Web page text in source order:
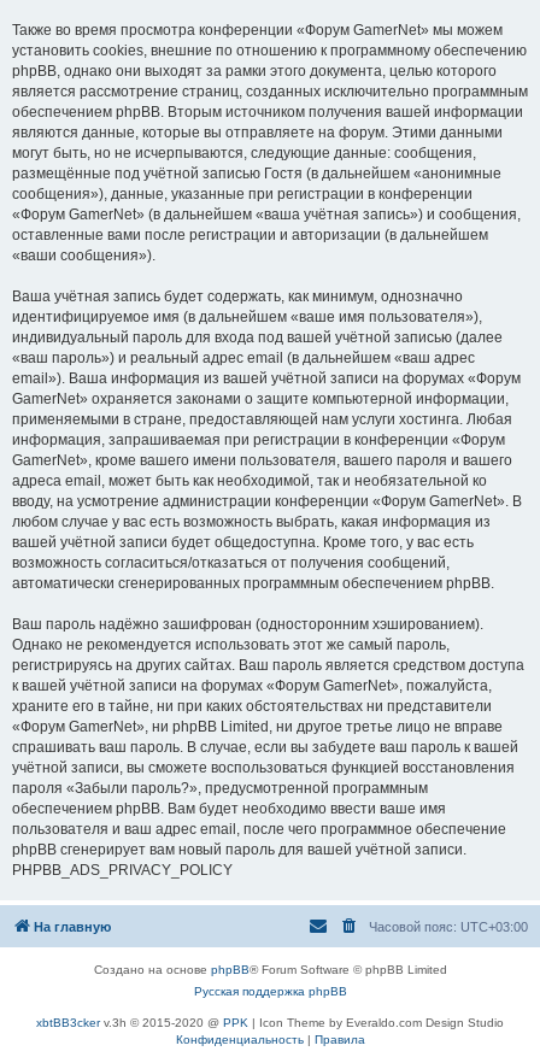
Также во время просмотра конференции «Форум GamerNet» мы можем
установить cookies, внешние по отношению к программному обеспечению
phpBB, однако они выходят за рамки этого документа, целью которого
является рассмотрение страниц, созданных исключительно программным
обеспечением phpBB. Вторым источником получения вашей информации
являются данные, которые вы отправляете на форум. Этими данными
могут быть, но не исчерпываются, следующие данные: сообщения,
размещённые под учётной записью Гостя (в дальнейшем «анонимные
сообщения»), данные, указанные при регистрации в конференции
«Форум GamerNet» (в дальнейшем «ваша учётная запись») и сообщения,
оставленные вами после регистрации и авторизации (в дальнейшем
«ваши сообщения»).
Ваша учётная запись будет содержать, как минимум, однозначно
идентифицируемое имя (в дальнейшем «ваше имя пользователя»),
индивидуальный пароль для входа под вашей учётной записью (далее
«ваш пароль») и реальный адрес email (в дальнейшем «ваш адрес
email»). Ваша информация из вашей учётной записи на форумах «Форум
GamerNet» охраняется законами о защите компьютерной информации,
применяемыми в стране, предоставляющей нам услуги хостинга. Любая
информация, запрашиваемая при регистрации в конференции «Форум
GamerNet», кроме вашего имени пользователя, вашего пароля и вашего
адреса email, может быть как необходимой, так и необязательной ко
вводу, на усмотрение администрации конференции «Форум GamerNet». В
любом случае у вас есть возможность выбрать, какая информация из
вашей учётной записи будет общедоступна. Кроме того, у вас есть
возможность согласиться/отказаться от получения сообщений,
автоматически сгенерированных программным обеспечением phpBB.
Ваш пароль надёжно зашифрован (односторонним хэшированием).
Однако не рекомендуется использовать этот же самый пароль,
регистрируясь на других сайтах. Ваш пароль является средством доступа
к вашей учётной записи на форумах «Форум GamerNet», пожалуйста,
храните его в тайне, ни при каких обстоятельствах ни представители
«Форум GamerNet», ни phpBB Limited, ни другое третье лицо не вправе
спрашивать ваш пароль. В случае, если вы забудете ваш пароль к вашей
учётной записи, вы сможете воспользоваться функцией восстановления
пароля «Забыли пароль?», предусмотренной программным
обеспечением phpBB. Вам будет необходимо ввести ваше имя
пользователя и ваш адрес email, после чего программное обеспечение
phpBB сгенерирует вам новый пароль для вашей учётной записи.
PHPBB_ADS_PRIVACY_POLICY
На главную Часовой пояс: UTC+03:00
Создано на основе phpBB® Forum Software © phpBB Limited
Русская поддержка phpBB
xbtBB3ckerv.3h © 2015-2020 @ PPK | Icon Theme by Everaldo.com Design Studio
Конфиденциальность| Правила